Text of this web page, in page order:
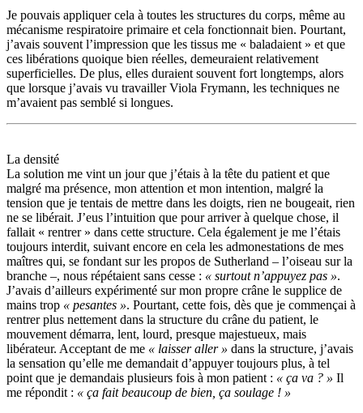
Je pouvais appliquer cela à toutes les structures du corps, même au
mécanisme respiratoire primaire et cela fonctionnait bien. Pourtant,
j’avais souvent l’impression que les tissus me « baladaient » et que
ces libérations quoique bien réelles, demeuraient relativement
superficielles. De plus, elles duraient souvent fort longtemps, alors
que lorsque j’avais vu travailler Viola Frymann, les techniques ne
m’avaient pas semblé si longues.
La densité
La solution me vint un jour que j’étais à la tête du patient et que
malgré ma présence, mon attention et mon intention, malgré la
tension que je tentais de mettre dans les doigts, rien ne bougeait, rien
ne se libérait. J’eus l’intuition que pour arriver à quelque chose, il
fallait « rentrer » dans cette structure. Cela également je me l’étais
toujours interdit, suivant encore en cela les admonestations de mes
maîtres qui, se fondant sur les propos de Sutherland – l’oiseau sur la
branche –, nous répétaient sans cesse : « surtout n’appuyez pas ».
J’avais d’ailleurs expérimenté sur mon propre crâne le supplice de
mains trop « pesantes ». Pourtant, cette fois, dès que je commençai à
rentrer plus nettement dans la structure du crâne du patient, le
mouvement démarra, lent, lourd, presque majestueux, mais
libérateur. Acceptant de me « laisser aller » dans la structure, j’avais
la sensation qu’elle me demandait d’appuyer toujours plus, à tel
point que je demandais plusieurs fois à mon patient : « ça va ? » Il
me répondit : « ça fait beaucoup de bien, ça soulage ! »